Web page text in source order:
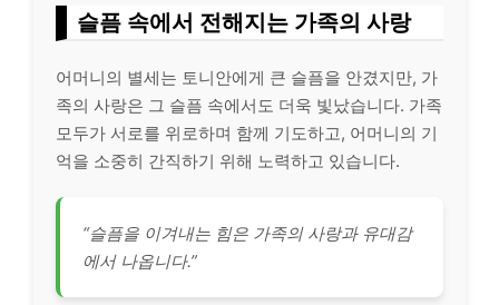
슬픔 속에서 전해지는 가족의 사랑
어머니의 별세는 토니안에게 큰 슬픔을 안겼지만, 가
족의 사랑은 그 슬픔 속에서도 더욱 빛났습니다. 가족
모두가 서로를 위로하며 함께 기도하고, 어머니의 기
억을 소중히 간직하기 위해 노력하고 있습니다.
“슬픔을 이겨내는 힘은 가족의 사랑과 유대감
에서 나옵니다.”